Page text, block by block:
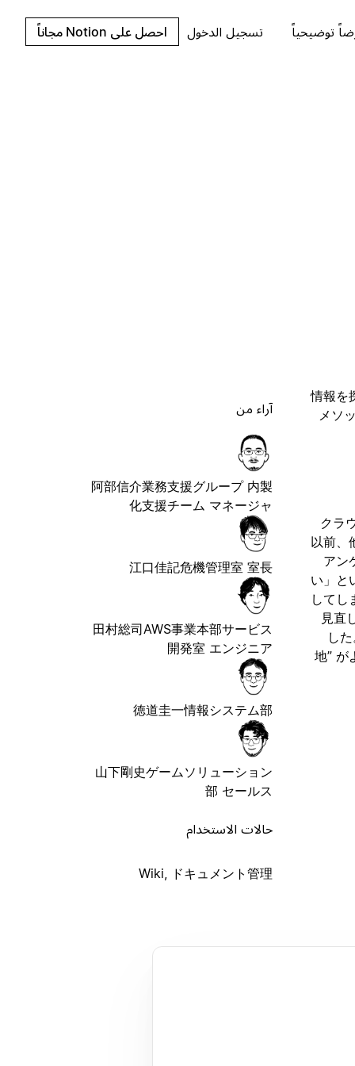
توضيحياً تسجيل الدخول احصل على Notion مجاناً
情報を
メソ
クラ
以前、
アン
い」と
してし
見直
し
地” が
آراء من
阿部信介業務支援グループ 内製
化支援チーム マネージャ
江口佳記危機管理室 室長
田村総司AWS事業本部サービス
開発室 エンジニア
徳道圭一情報システム部
山下剛史ゲームソリューション
部 セールス
حالات الاستخدام
Wiki, ドキュメント管理